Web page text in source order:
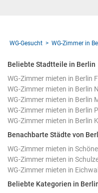
WG-Gesucht WG-Zimmer in
Beliebte Stadtteile in Berlin
WG-Zimmer mieten in Berlin
WG-Zimmer mieten in Berlin
WG-Zimmer mieten in Berlin
WG-Zimmer mieten in Berlin
WG-Zimmer mieten in Berlin
Benachbarte Städte von
WG-Zimmer mieten in
WG-Zimmer mieten in
WG-Zimmer mieten in
Beliebte Kategorien in